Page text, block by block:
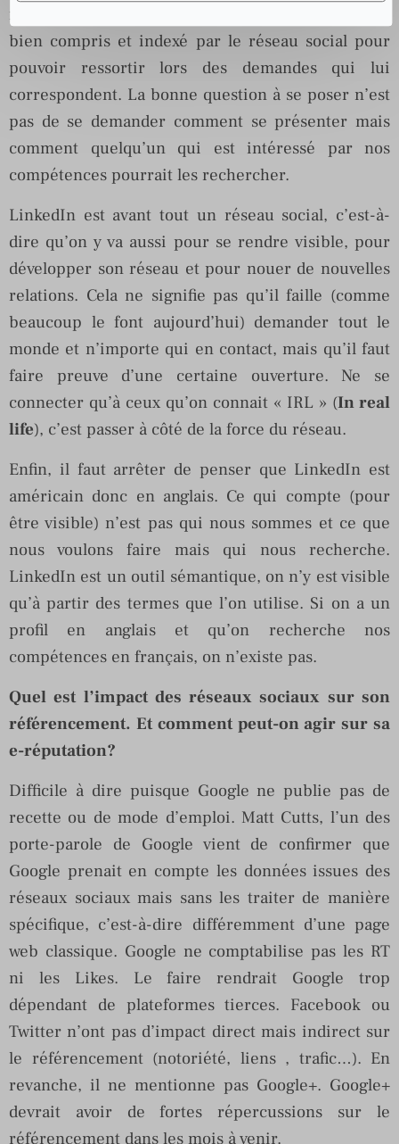
faut donc créer son profil de telle manière qu’il soit
bien compris et indexé par le réseau social pour
pouvoir ressortir lors des demandes qui lui
correspondent. La bonne question à se poser n’est
pas de se demander comment se présenter mais
comment quelqu’un qui est intéressé par nos
compétences pourrait les rechercher.
LinkedIn est avant tout un réseau social, c’est-à-
dire qu’on y va aussi pour se rendre visible, pour
développer son réseau et pour nouer de nouvelles
relations. Cela ne signifie pas qu’il faille (comme
beaucoup le font aujourd’hui) demander tout le
monde et n’importe qui en contact, mais qu’il faut
faire preuve d’une certaine ouverture. Ne se
connecter qu’à ceux qu’on connait « IRL » (In real
life), c’est passer à côté de la force du réseau.
Enfin, il faut arrêter de penser que LinkedIn est
américain donc en anglais. Ce qui compte (pour
être visible) n’est pas qui nous sommes et ce que
nous voulons faire mais qui nous recherche.
LinkedIn est un outil sémantique, on n’y est visible
qu’à partir des termes que l’on utilise. Si on a un
profil en anglais et qu’on recherche nos
compétences en français, on n’existe pas.
Quel est l’impact des réseaux sociaux sur son
référencement. Et comment peut-on agir sur sa
e-réputation?
Difficile à dire puisque Google ne publie pas de
recette ou de mode d’emploi. Matt Cutts, l’un des
porte-parole de Google vient de confirmer que
Google prenait en compte les données issues des
réseaux sociaux mais sans les traiter de manière
spécifique, c’est-à-dire différemment d’une page
web classique. Google ne comptabilise pas les RT
ni les Likes. Le faire rendrait Google trop
dépendant de plateformes tierces. Facebook ou
Twitter n’ont pas d’impact direct mais indirect sur
le référencement (notoriété, liens , trafic…). En
revanche, il ne mentionne pas Google+. Google+
devrait avoir de fortes répercussions sur le
référencement dans les mois à venir.